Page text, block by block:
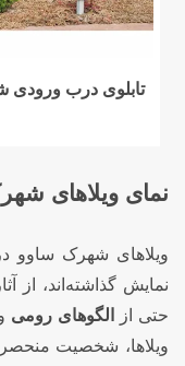
تابلوی درب
نمای ویلاهای
ویلاهای شهرک ساوو
نمایش گذاشته‌اند، از
حتی از
الگوهای رومی
ویلاها، شخصیت